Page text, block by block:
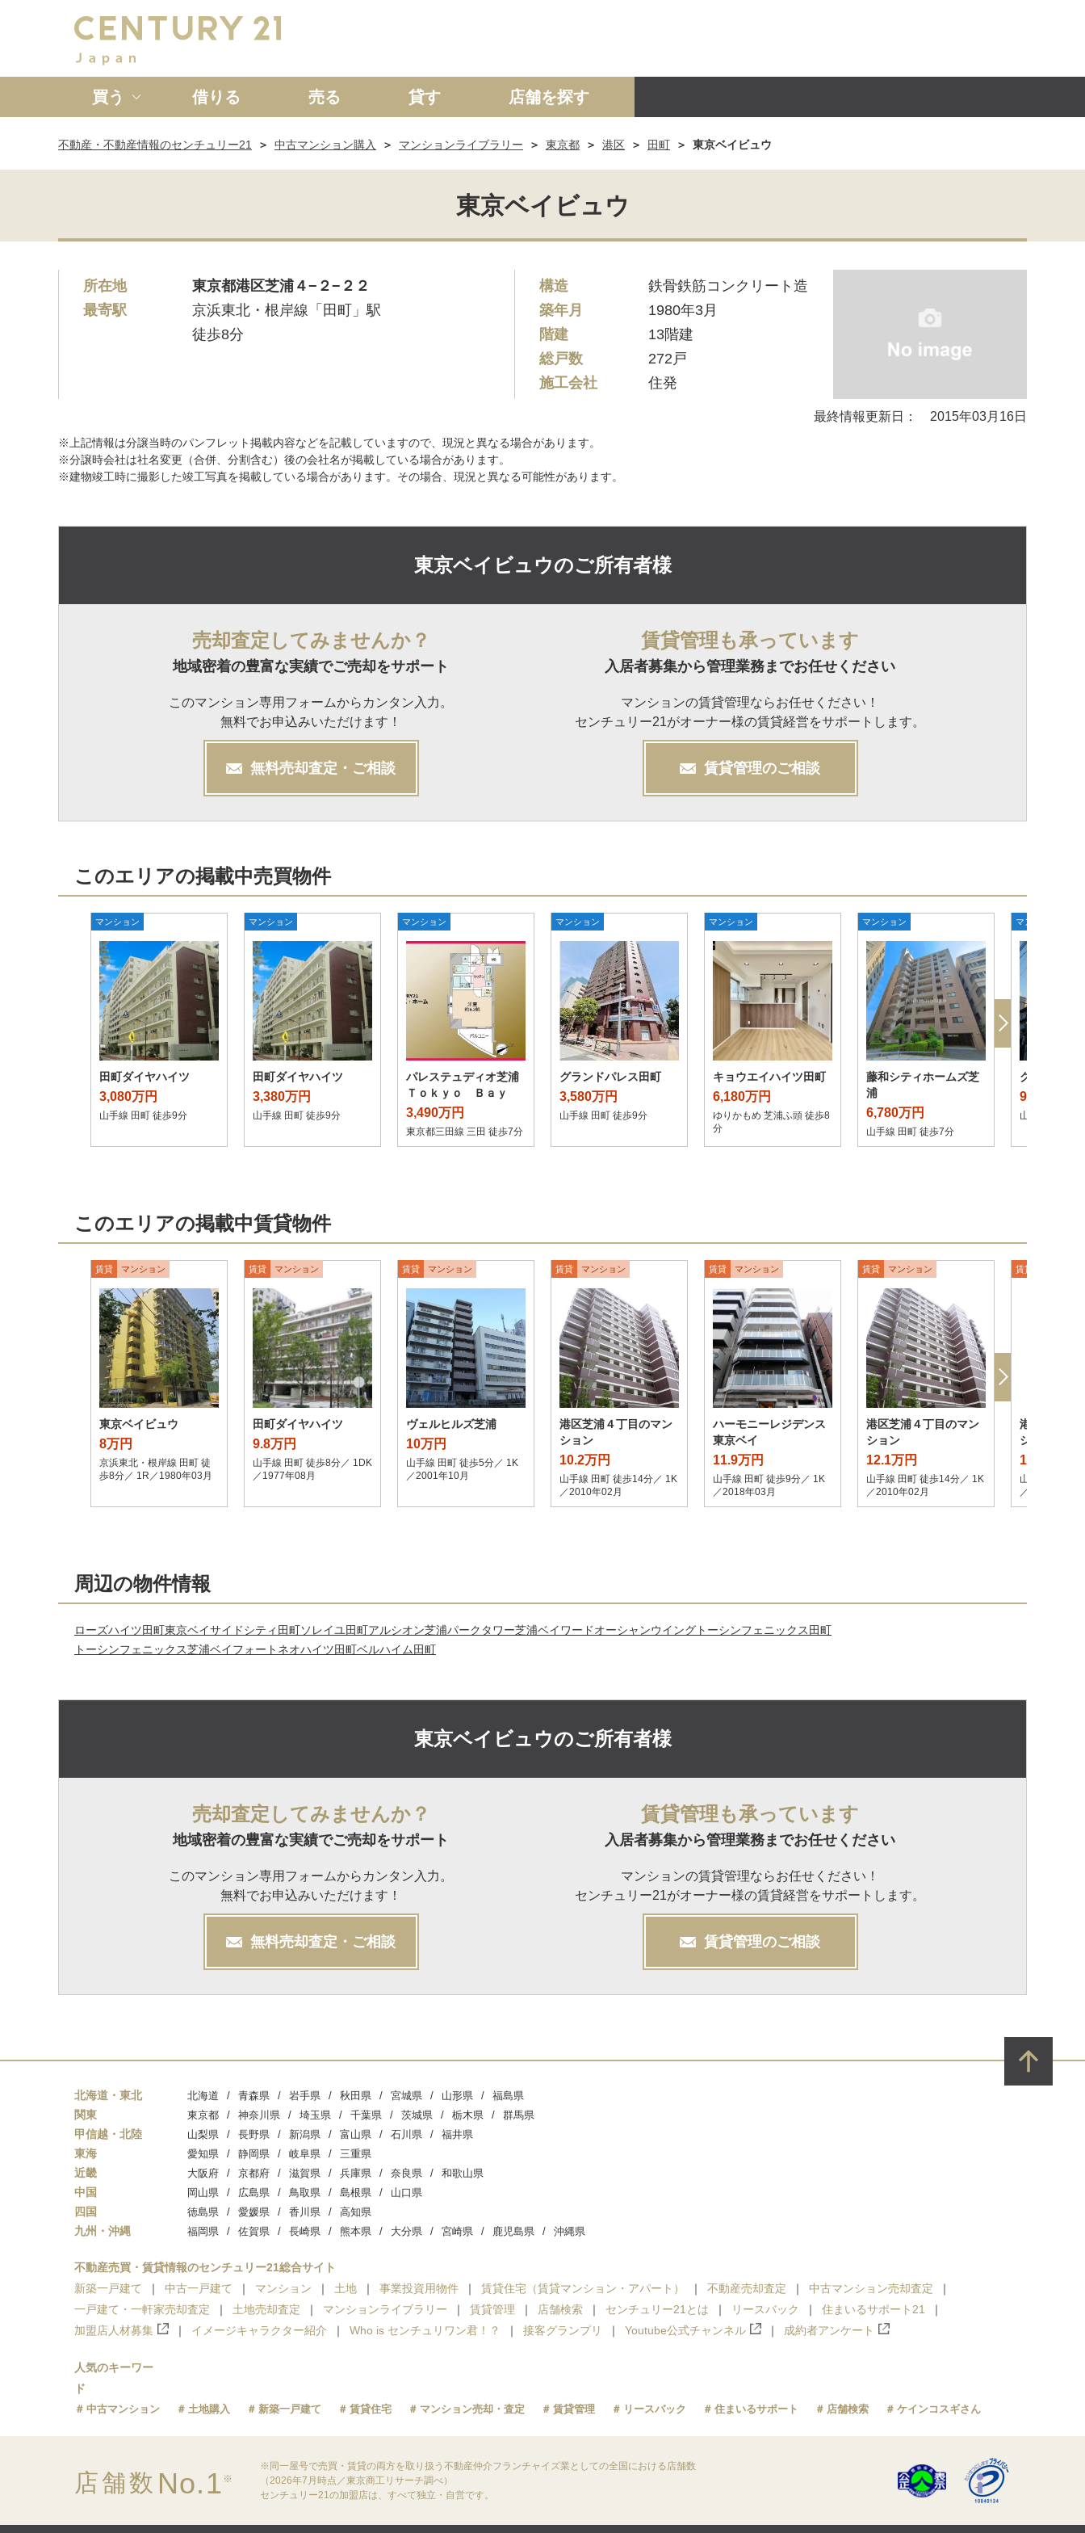
買う
新築一戸建て 中古一戸建て マンション 土地 事業投資用
借りる 売る 貸す 店舗を探す
不動産・不動産情報のセンチュリー21 中古マンション購入 マンションライブラリー 東京都 港区 田町 東京ベイビュウ
東京ベイビュウ
所在地
東京都港区芝浦４−２−２２
最寄駅
京浜東北・根岸線「田町」駅
徒歩8分
構造
鉄骨鉄筋コンクリート造
築年月
1980年3月
階建
13階建
総戸数
272戸
施工会社
住発
最終情報更新日： 2015年03月16日
※上記情報は分譲当時のパンフレット掲載内容などを記載していますので、現況と異なる場合があります。
※分譲時会社は社名変更（合併、分割含む）後の会社名が掲載している場合があります。
※建物竣工時に撮影した竣工写真を掲載している場合があります。その場合、現況と異なる可能性があります。
東京ベイビュウのご所有者様
売却査定してみませんか？
地域密着の豊富な実績でご売却をサポート
このマンション専用フォームからカンタン入力。
無料でお申込みいただけます！
無料売却査定・ご相談
賃貸管理も承っています
入居者募集から管理業務までお任せください
マンションの賃貸管理ならお任せください！
センチュリー21がオーナー様の賃貸経営をサポートします。
賃貸管理のご相談
このエリアの掲載中売買物件
マンション
田町ダイヤハイツ
3,080万円
山手線 田町 徒歩9分
マンション
田町ダイヤハイツ
3,380万円
山手線 田町 徒歩9分
マンション
パレステュディオ芝浦
Ｔｏｋｙｏ Ｂａｙ
3,490万円
東京都三田線 三田 徒歩7分
マンション
グランドパレス田町
3,580万円
山手線 田町 徒歩9分
マンション
キョウエイハイツ田町
6,180万円
ゆりかもめ 芝浦ふ頭 徒歩8
分
マンション
藤和シティホームズ芝
浦
6,780万円
山手線 田町 徒歩7分
マンション
グランドメ
9,180万円
山手線 田町
このエリアの掲載中賃貸物件
賃貸 マンション
東京ベイビュウ
8万円
京浜東北・根岸線 田町 徒
歩8分／ 1R／1980年03月
賃貸 マンション
田町ダイヤハイツ
9.8万円
山手線 田町 徒歩8分／ 1DK
／1977年08月
賃貸 マンション
ヴェルヒルズ芝浦
10万円
山手線 田町 徒歩5分／ 1K
／2001年10月
賃貸 マンション
港区芝浦４丁目のマン
ション
10.2万円
山手線 田町 徒歩14分／ 1K
／2010年02月
賃貸 マンション
ハーモニーレジデンス
東京ベイ
11.9万円
山手線 田町 徒歩9分／ 1K
／2018年03月
賃貸 マンション
港区芝浦４丁目のマン
ション
12.1万円
山手線 田町 徒歩14分／ 1K
／2010年02月
賃貸
港区芝浦４
ション
13.7万円
山手線 田町
／2010年08月
周辺の物件情報
ローズハイツ田町東京ベイサイドシティ田町ソレイユ田町アルシオン芝浦パークタワー芝浦ベイワードオーシャンウイング トーシンフェニックス田町
トーシンフェニックス芝浦ベイフォート ネオハイツ田町ベルハイム田町
東京ベイビュウのご所有者様
売却査定してみませんか？
地域密着の豊富な実績でご売却をサポート
このマンション専用フォームからカンタン入力。
無料でお申込みいただけます！
無料売却査定・ご相談
賃貸管理も承っています
入居者募集から管理業務までお任せください
マンションの賃貸管理ならお任せください！
センチュリー21がオーナー様の賃貸経営をサポートします。
賃貸管理のご相談
北海道・東北 北海道 青森県 岩手県 秋田県 宮城県 山形県 福島県
関東 東京都 神奈川県 埼玉県 千葉県 茨城県 栃木県 群馬県
甲信越・北陸 山梨県 長野県 新潟県 富山県 石川県 福井県
東海 愛知県 静岡県 岐阜県 三重県
近畿 大阪府 京都府 滋賀県 兵庫県 奈良県 和歌山県
中国 岡山県 広島県 鳥取県 島根県 山口県
四国 徳島県 愛媛県 香川県 高知県
九州・沖縄 福岡県 佐賀県 長崎県 熊本県 大分県 宮崎県 鹿児島県 沖縄県
不動産売買・賃貸情報のセンチュリー21総合サイト
新築一戸建て
中古一戸建て マンション 土地 事業投資用物件 賃貸住宅（賃貸マンション・アパート） 不動産売却査定
中古マンション売却査定
一戸建て・一軒家売却査定
土地売却査定 マンションライブラリー 賃貸管理 店舗検索 センチュリー21とは リースバック
住まいるサポート21
加盟店人材募集
イメージキャラクター紹介 Who is センチュリワン君！？ 接客グランプリ Youtube公式チャンネル 成約者アンケート
人気のキーワー
ド
中古マンション 土地購入 新築一戸建て 賃貸住宅 マンション売却・査定 賃貸管理 リースバック 住まいるサポート 店舗検索 ケインコスギさん
店舗数 No.1 ※
※同一屋号で売買・賃貸の両方を取り扱う不動産仲介フランチャイズ業としての全国における店舗数
（2026年7月時点／東京商工リサーチ調べ）
センチュリー21の加盟店は、すべて独立・自営です。